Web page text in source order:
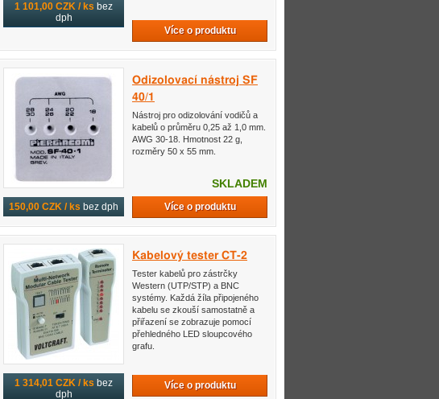
1 101,00 CZK / ks bez
dph
Více o produktu
150,00 CZK / ks bez dph
Odizolovací nástroj SF
40/1
Nástroj pro odizolování vodičů a
kabelů o průměru 0,25 až 1,0 mm.
AWG 30-18. Hmotnost 22 g,
rozměry 50 x 55 mm.
SKLADEM
Více o produktu
1 314,01 CZK / ks bez
dph
Kabelový tester CT-2
Tester kabelů pro zástrčky
Western (UTP/STP) a BNC
systémy. Každá žíla připojeného
kabelu se zkouší samostatně a
přiřazení se zobrazuje pomocí
přehledného LED sloupcového
grafu.
Více o produktu